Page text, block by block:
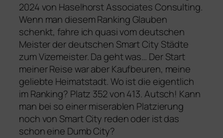
2024 von Haselhorst Associates Consulting.
Wenn man diesem Ranking Glauben
schenkt, fahre ich quasi vom deutschen
Meister der deutschen Smart City Städte
zum Vizemeister. Da geht was… Der Start
meiner Reise war aber Kaufbeuren, meine
geliebte Heimatstadt. Wo ist die eigentlich
im Ranking? Platz 352 von 413. Autsch! Kann
man bei so einer miserablen Platzierung
noch von Smart City reden oder ist das
schon eine Dumb City?